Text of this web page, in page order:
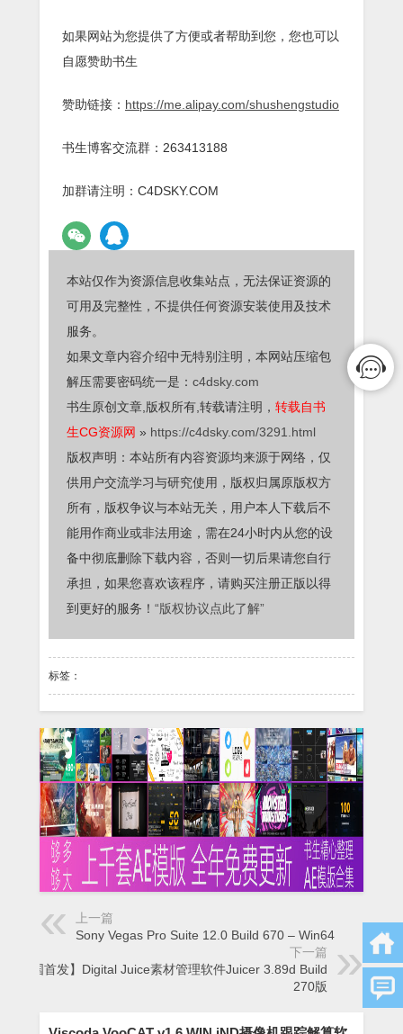
如果网站为您提供了方便或者帮助到您，您也可以
自愿赞助书生
赞助链接： https://me.alipay.com/shushengstudio
书生博客交流群：263413188
加群请注明：C4DSKY.COM
本站仅作为资源信息收集站点，无法保证资源的
可用及完整性，不提供任何资源安装使用及技术
服务。
如果文章内容介绍中无特别注明，本网站压缩包
解压需要密码统一是： c4dsky.com
书生原创文章,版权所有,转载请注明， 转载自书
生CG资源网 » https://c4dsky.com/3291.html
版权声明：本站所有内容资源均来源于网络，仅
供用户交流学习与研究使用，版权归属原版权方
所有，版权争议与本站无关，用户本人下载后不
能用作商业或非法用途，需在24小时内从您的设
备中彻底删除下载内容，否则一切后果请您自行
承担，如果您喜欢该程序，请购买注册正版以得
到更好的服务！ “版权协议点此了解”
标签：
上一篇
Sony Vegas Pro Suite 12.0 Build 670 – Win64
下一篇
【全国首发】Digital Juice素材管理软件Juicer 3.89d Build
270版